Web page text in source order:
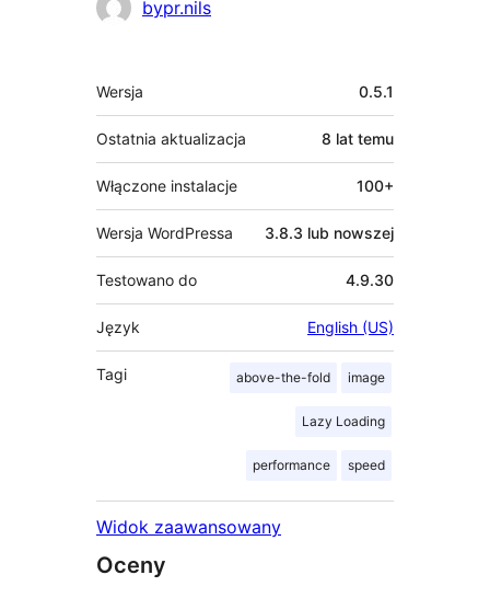
Zaangażowani
bypr.nils
Meta
Wersja 0.5.1
Ostatnia aktualizacja 8 lat temu
Włączone instalacje 100+
Wersja WordPressa 3.8.3 lub nowszej
Testowano do 4.9.30
Język English (US)
Tagi above-the-fold image
Lazy Loading
performance speed
Widok zaawansowany
Oceny